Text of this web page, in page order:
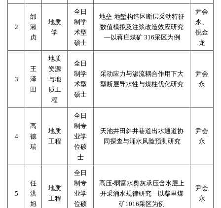
2
邰
淑
贞
地质
学
全日
制学
术型
硕士
地垒-地堑构造区断层采动特征
数值模拟及注浆改造效应研究
—以蒋庄煤矿316采区为例
尹会
永、
倪金
龙
3
王
泽
田
地质
资源
与地
质工
程
全日
制学
术型
硕士
采动应力与渗流耦合作用下大
型断层导水性与煤柱优化研究
尹会
永
4
高
德
瑞
地质
工程
全日
制专
业学
位硕
士
天池井田斜井巷道出水通道协
同探查与涌水风险预测研究
尹会
永
5
任
洪
旭
地质
工程
全日
制专
业学
位硕
高压-弱富水奥灰承压含水层上
开采涌水规律研究—以柴里煤
矿1016采区为例
尹会
永